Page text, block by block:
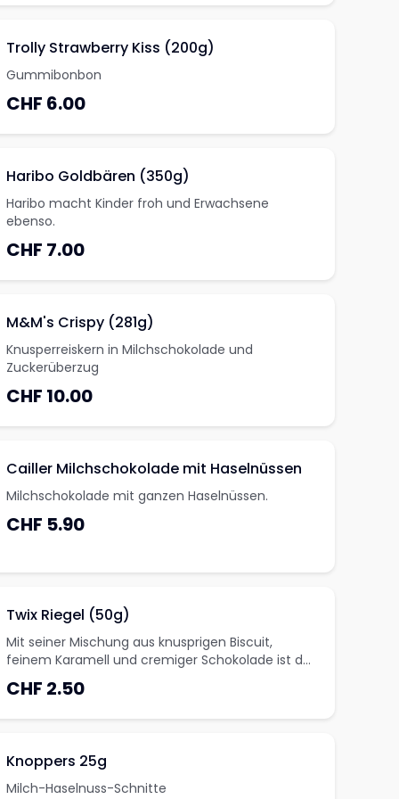
Trolly Strawberry Kiss (200g)
Gummibonbon
CHF 6.00
Haribo Goldbären (350g)
Haribo macht Kinder froh und Erwachsene
ebenso.
CHF 7.00
M&M's Crispy (281g)
Knusperreiskern in Milchschokolade und
Zuckerüberzug
CHF 10.00
Cailler Milchschokolade mit Haselnüssen
Milchschokolade mit ganzen Haselnüssen.
CHF 5.90
Twix Riegel (50g)
Mit seiner Mischung aus knusprigen Biscuit,
feinem Karamell und cremiger Schokolade ist der
Twix- Karamellriegel unverwechselbar uns steht
für Genuss pur.
CHF 2.50
Knoppers 25g
Milch-Haselnuss-Schnitte